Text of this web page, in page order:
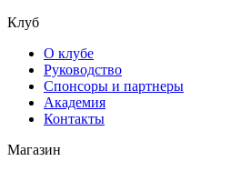
Клуб
О клубе
Руководство
Спонсоры и партнеры
Академия
Контакты
Магазин